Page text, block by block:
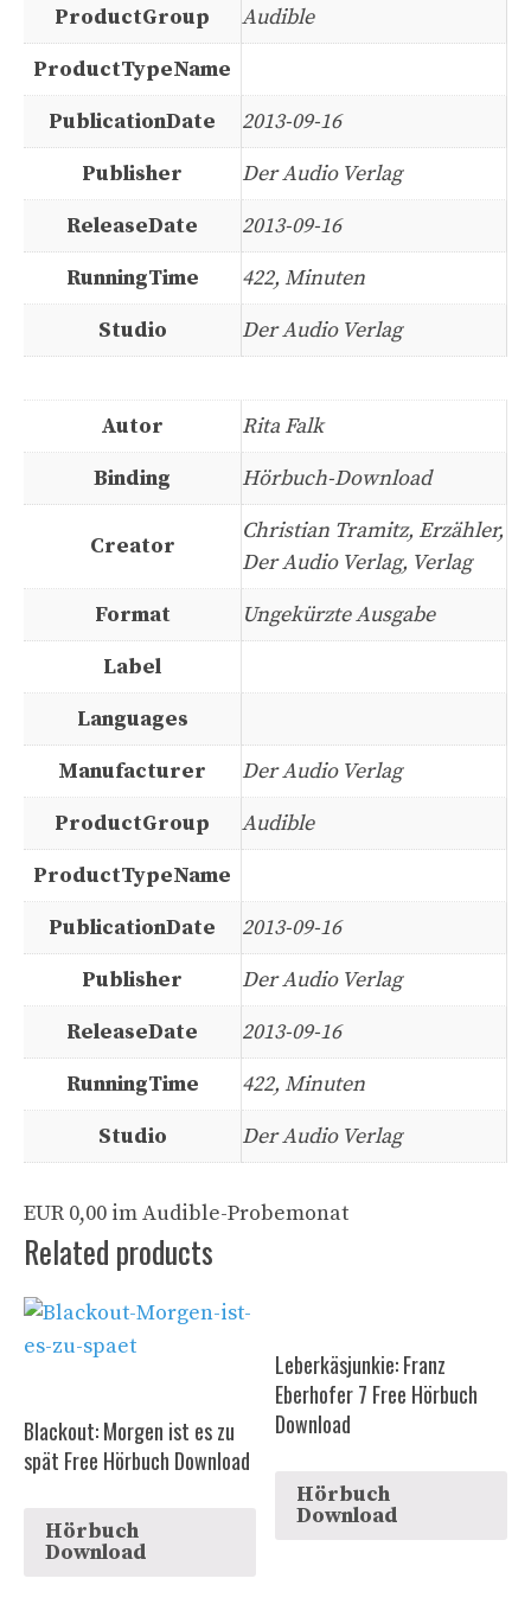
ProductGroup
Audible
ProductTypeName
PublicationDate
2013-09-16
Publisher
Der Audio Verlag
ReleaseDate
2013-09-16
RunningTime
422, Minuten
Studio
Der Audio Verlag
Autor
Rita Falk
Binding
Hörbuch-Download
Creator
Christian Tramitz, Erzähler,
Der Audio Verlag, Verlag
Format
Ungekürzte Ausgabe
Label
Languages
Manufacturer
Der Audio Verlag
ProductGroup
Audible
ProductTypeName
PublicationDate
2013-09-16
Publisher
Der Audio Verlag
ReleaseDate
2013-09-16
RunningTime
422, Minuten
Studio
Der Audio Verlag
EUR 0,00 im Audible-Probemonat
Related products
Blackout: Morgen ist es zu
spät Free Hörbuch Download
Hörbuch
Download
Leberkäsjunkie: Franz
Eberhofer 7 Free Hörbuch
Download
Hörbuch
Download